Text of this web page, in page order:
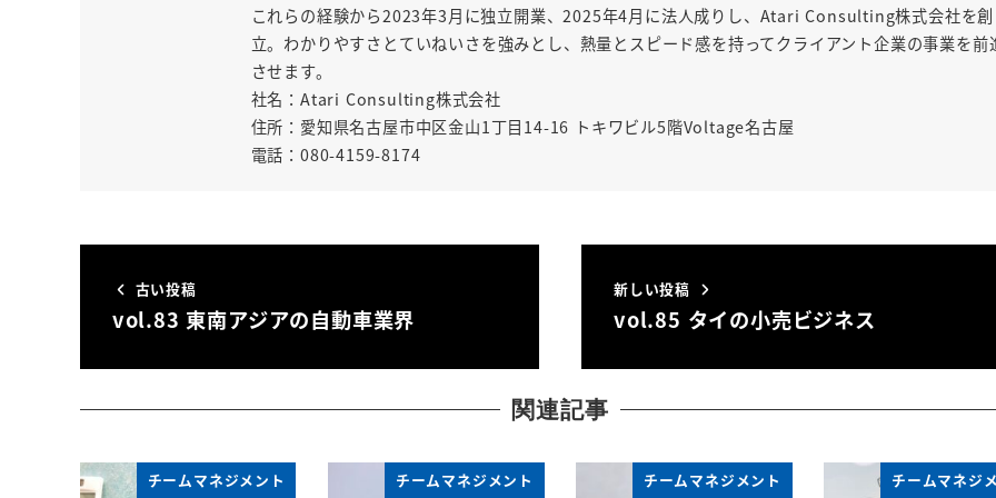
これらの経験から2023年3月に独立開業、2025年4月に法人成りし、Atari Consulting株式会社を創
立。わかりやすさとていねいさを強みとし、熱量とスピード感を持ってクライアント企業の事業を前
させます。
社名：Atari Consulting株式会社
住所：愛知県名古屋市中区金山1丁目14-16 トキワビル5階Voltage名古屋
電話：080-4159-8174
古い投稿
vol.83 東南アジアの自動車業界
新しい投稿
vol.85 タイの小売ビジネス
関連記事
チームマネジメント チームマネジメント チームマネジメント チームマネジ